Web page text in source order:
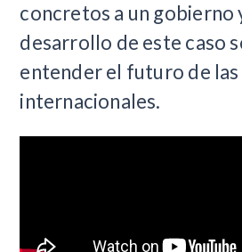
concretos a un gobierno
desarrollo de este caso
entender el futuro de
internacionales.